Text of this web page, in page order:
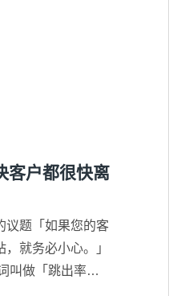
也都完全在地化在
际网路行销一定
客户都很快离
议题「如果您的客
就务必小心。」
叫做「跳出率